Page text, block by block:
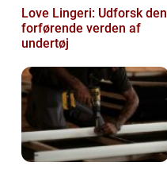
Love Lingeri: Udforsk den
forførende verden af
undertøj